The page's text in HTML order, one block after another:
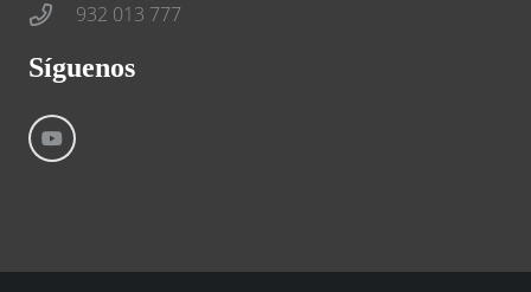
932 013 777
Síguenos